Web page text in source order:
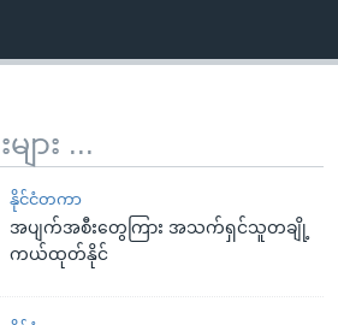
ား ...
နိုင်ငံတကာ
အပျက်အစီးတွေကြား အသက်ရှင်သူတချို့
ကယ်ထုတ်နိုင်